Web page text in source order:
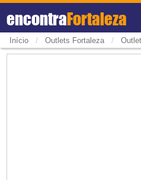
encontraFortaleza
Início / Outlets Fortaleza /